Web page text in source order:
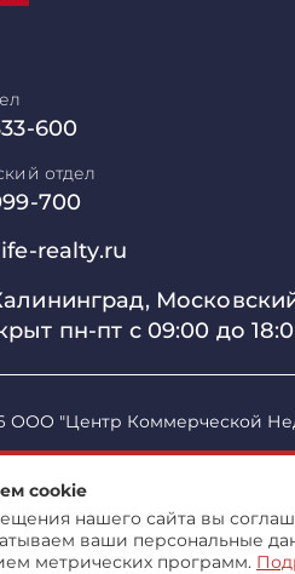
600
отдел
700
realty.ru
пн-пт с 09:00 до
ООО "Центр Коммерческой
cookie
нашего сайта вы
ваши персональные
метрических программ.